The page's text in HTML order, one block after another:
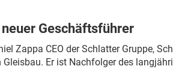
Geschäftsführer
Zappa CEO der Schlatter Gruppe,
Er ist Nachfolger des